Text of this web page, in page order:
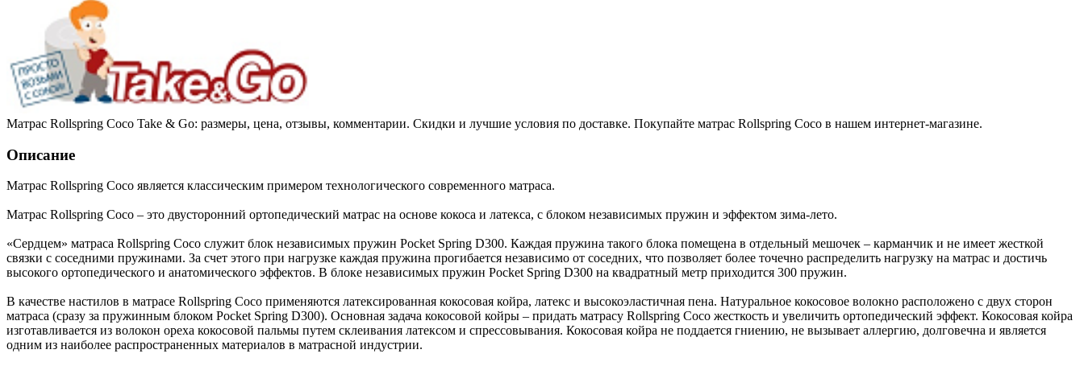
Матрас Rollspring Coco Take & Go: размеры, цена, отзывы, комментарии. Скидки и лучшие условия по доставке. Покупайте матрас Rollspring Coco в нашем интернет-магазине.
Описание
Матрас Rollspring Coco является классическим примером технологического современного матраса.
Матрас Rollspring Coco – это двусторонний ортопедический матрас на основе кокоса и латекса, с блоком независимых пружин и эффектом зима-лето.
«Сердцем» матраса Rollspring Coco служит блок независимых пружин Pocket Spring D300. Каждая пружина такого блока помещена в отдельный мешочек – карманчик и не имеет жесткой
связки с соседними пружинами. За счет этого при нагрузке каждая пружина прогибается независимо от соседних, что позволяет более точечно распределить нагрузку на матрас и достичь
высокого ортопедического и анатомического эффектов. В блоке независимых пружин Pocket Spring D300 на квадратный метр приходится 300 пружин.
В качестве настилов в матрасе Rollspring Coco применяются латексированная кокосовая койра, латекс и высокоэластичная пена. Натуральное кокосовое волокно расположено с двух сторон
матраса (сразу за пружинным блоком Pocket Spring D300). Основная задача кокосовой койры – придать матрасу Rollspring Coco жесткость и увеличить ортопедический эффект. Кокосовая койра
изготавливается из волокон ореха кокосовой пальмы путем склеивания латексом и спрессовывания. Кокосовая койра не поддается гниению, не вызывает аллергию, долговечна и является
одним из наиболее распространенных материалов в матрасной индустрии.